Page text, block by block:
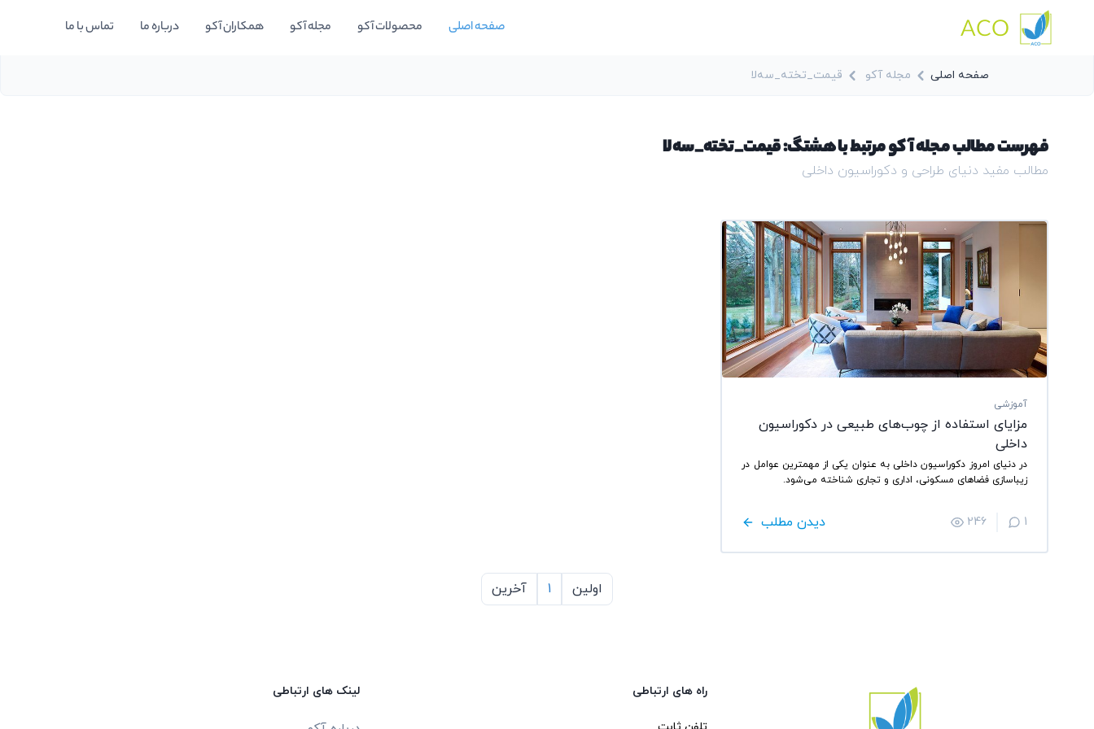
ACO صفحه اصلی محصولات آکو مجله آکو همکاران آکو درباره ما تماس با ما
صفحه اصلی مجله آکو قیمت_تخته_سه‌لا
فهرست مطالب مجله آکو مرتبط با هشتگ: قیمت_تخته_سه‌لا
مطالب مفید دنیای طراحی و دکوراسیون داخلی
آموزشی
مزایای استفاده از چوب‌های طبیعی در دکوراسیون
داخلی
در دنیای امروز دکوراسیون داخلی به عنوان یکی از مهمترین عوامل در
زیباسازی فضاهای مسکونی، اداری و تجاری شناخته می‌شود.
دیدن مطلب 246 1
اولین 1 آخرین
راه های ارتباطی لینک های ارتباطی